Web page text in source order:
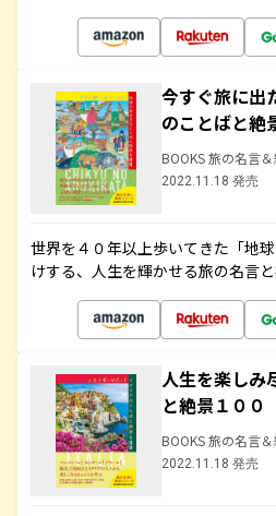
今すぐ旅に出
のことばと絶
BOOKS 旅の名言
2022.11.18 発売
世界を４０年以上歩いてきた「地
けする、人生を輝かせる旅の名言
人生を楽しみ
と絶景１００
BOOKS 旅の名言
2022.11.18 発売